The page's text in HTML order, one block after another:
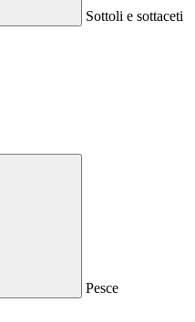
Sottoli e sottaceti
Pesce